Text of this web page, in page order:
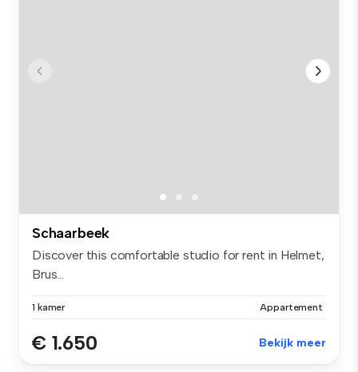
Schaarbeek
Discover this comfortable studio for rent in Helmet,
Brus...
1 kamer Appartement
€ 1.650 Bekijk meer